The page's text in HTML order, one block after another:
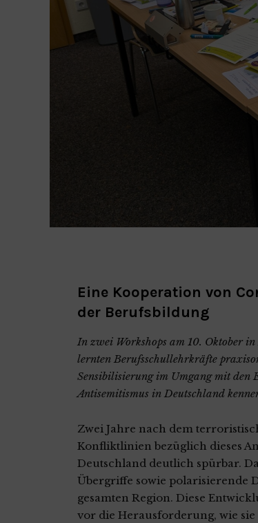
Eine Kooperation von
der Berufsbildung
In zwei Workshops am 10. Oktober
lernten Berufsschullehrkräfte
Sensibilisierung im Umgang mit den
Antisemitismus in Deutschland
Zwei Jahre nach dem
Konfliktlinien bezüglich dieses
Deutschland deutlich spürbar.
Übergriffe sowie polarisierende
gesamten Region. Diese
vor die Herausforderung, wie